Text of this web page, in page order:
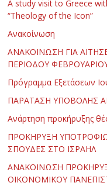
Α study visit to Greece
“Theology of the Icon”
Ανακοίνωση
ΑΝΑΚΟΙΝΩΣΗ ΓΙΑ
ΠΕΡΙΟΔΟΥ
Πρόγραμμα Εξετάσεων
ΠΑΡΑΤΑΣΗ ΥΠΟΒΟΛΗΣ
Ανάρτηση προκήρυξης
ΠΡΟΚΗΡΥΞΗ
ΣΠΟΥΔΕΣ ΣΤΟ ΙΣΡΑΗΛ
ΑΝΑΚΟΙΝΩΣΗ
ΟΙΚΟΝΟΜΙΚΟΥ